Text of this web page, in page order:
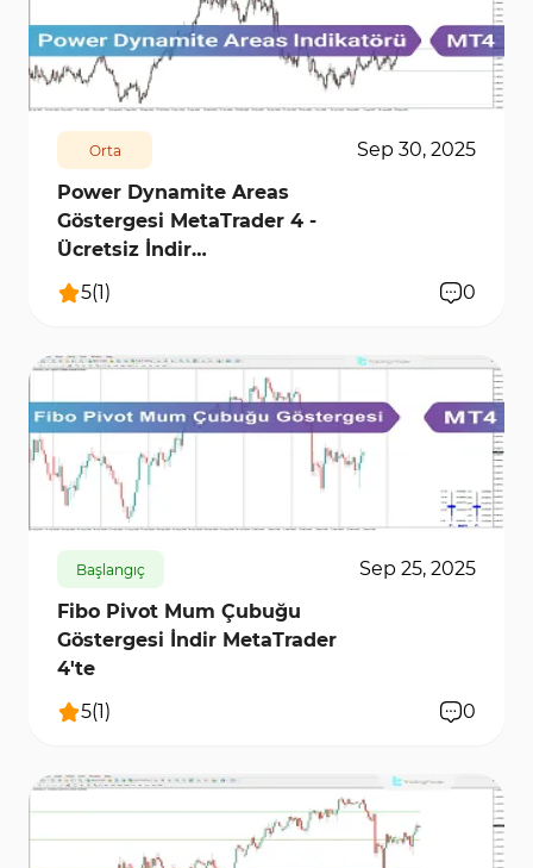
274 6974
Orta
Sep 30, 2025
Power Dynamite Areas
Göstergesi MetaTrader 4 -
Ücretsiz İndir
[TradingFinder]
5(1) 0
238 5966
Başlangıç
Sep 25, 2025
Fibo Pivot Mum Çubuğu
Göstergesi İndir MetaTrader
4'te
5(1 ) 0